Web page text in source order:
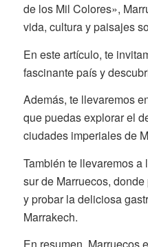
de los Mil Colores»,
vida, cultura y paisajes
En este artículo, te
fascinante país y
Además, te llevaremos
que puedas explorar el
ciudades imperiales de
También te llevaremos
sur de Marruecos,
y probar la deliciosa
Marrakech.